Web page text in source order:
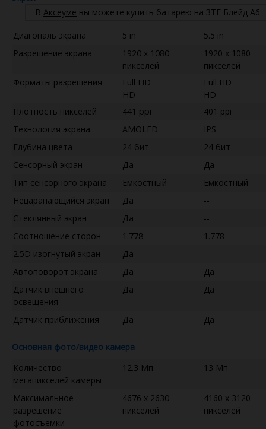
В Аксеуме вы можете купить батарею на ЗТЕ Блейд А6
Диагональ экрана 5 in
5.5 in
Разрешение экрана
1920 x 1080
пикселей
1920 x 1080
пикселей
Форматы разрешения
Full HD
HD
Full HD
HD
Плотность пикселей
441 ppi
401 ppi
Технология экрана
AMOLED
IPS
Глубина цвета
24 бит
24 бит
Сенсорный экран
Да
Да
Тип сенсорного экрана
Емкостный
Емкостный
Нецарапающийся экран
Да
--
Стеклянный экран
Да
--
Соотношение сторон
1.778
1.778
2.5D изогнутый экран
Да
--
Автоповорот экрана
Да
Да
Датчик внешнего
освещения
Да Да
Датчик приближения Да Да
Основная фото/видео камера
Количество
мегапикселей камеры
12.3 Мп 13 Мп
Максимальное
разрешение
фотосъемки
4676 x 2630
пикселей
4160 x 3120
пикселей